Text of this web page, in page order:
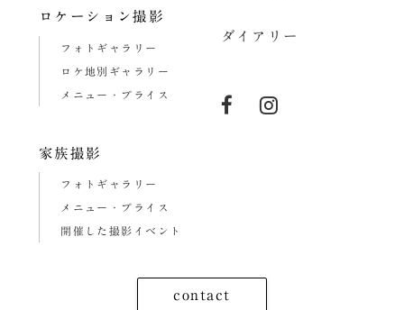
ロケーション撮影
フォトギャラリー
ロケ地別ギャラリー
メニュー・プライス
家族撮影
フォトギャラリー
メニュー・プライス
開催した撮影イベント
ダイアリー
contact